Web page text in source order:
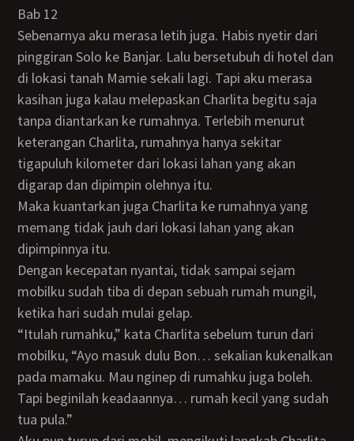
Bab 12
Sebenarnya aku merasa letih juga. Habis nyetir dari
pinggiran Solo ke Banjar. Lalu bersetubuh di hotel dan
di lokasi tanah Mamie sekali lagi. Tapi aku merasa
kasihan juga kalau melepaskan Charlita begitu saja
tanpa diantarkan ke rumahnya. Terlebih menurut
keterangan Charlita, rumahnya hanya sekitar
tigapuluh kilometer dari lokasi lahan yang akan
digarap dan dipimpin olehnya itu.
Maka kuantarkan juga Charlita ke rumahnya yang
memang tidak jauh dari lokasi lahan yang akan
dipimpinnya itu.
Dengan kecepatan nyantai, tidak sampai sejam
mobilku sudah tiba di depan sebuah rumah mungil,
ketika hari sudah mulai gelap.
“Itulah rumahku,” kata Charlita sebelum turun dari
mobilku, “Ayo masuk dulu Bon… sekalian kukenalkan
pada mamaku. Mau nginep di rumahku juga boleh.
Tapi beginilah keadaannya… rumah kecil yang sudah
tua pula.”